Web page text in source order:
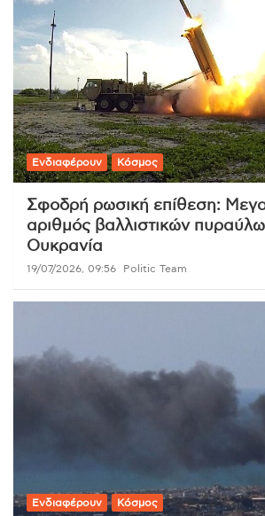
Ενδιαφέρουν Κόσμος
Σφοδρή ρωσική επίθεση:
αριθμός βαλλιστικών
Ουκρανία
19/07/2026, 09:56 Politic Team
Ενδιαφέρουν Κόσμος